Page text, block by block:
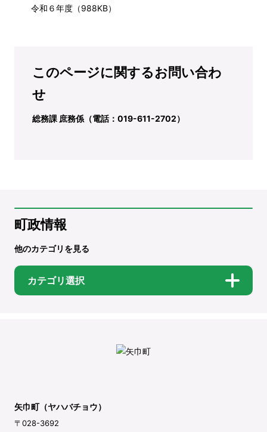
令和６年度（988KB）
このページに関するお問い合わ
せ
総務課 庶務係（電話：019-611-2702）
町政情報
他のカテゴリを見る
カテゴリ選択
矢巾町（ヤハバチョウ）
〒028-3692